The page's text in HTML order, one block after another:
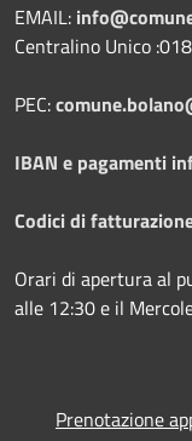
EMAIL:
Centralino Unico
PEC:
IBAN e pagamenti
Codici di
Orari di apertura al
alle 12:30 e il
Prenotazione